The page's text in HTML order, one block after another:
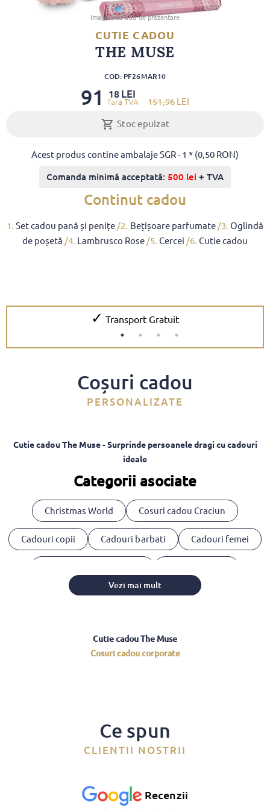
Imagine cu titlu de prezentare
CUTIE CADOU
THE MUSE
COD: PF26MAR10
151,96 LEI
91 18 LEI
Stoc epuizat
Acest produs contine ambalaje SGR - 1 * (0,50 RON)
Comanda minimă acceptată: 500 lei + TVA
Continut cadou
1.Set cadou pană și penițe /2. Bețișoare parfumate /3. Oglindă
de poșetă /4. Lambrusco Rose /5. Cercei /6. Cutie cadou
✓ Transport Gratuit
Coșuri cadou
PERSONALIZATE
Cutie cadou The Muse - Surprinde persoanele dragi cu cadouri
ideale
Categorii asociate
Christmas World Cosuri cadou Craciun
Cadouri copii Cadouri barbati Cadouri femei
Cadouri angajati Cadouri parteneri
Vezi mai mult
Cutie cadou The Muse
Cosuri cadou corporate
Ce spun
CLIENTII NOSTRII
Recenzii